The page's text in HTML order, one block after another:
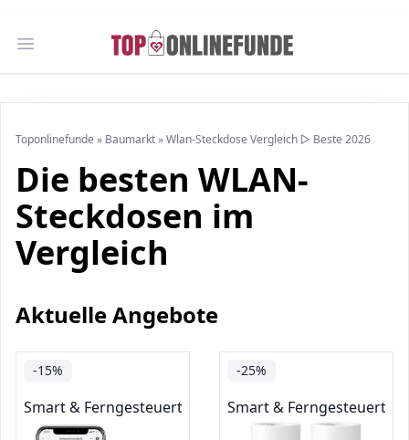
Open main menu
Toponlinefunde » Baumarkt»Wlan-Steckdose Vergleich ▷ Beste 2026
Die besten WLAN-
Steckdosen im
Vergleich
Aktuelle Angebote
-15%
Smart & Ferngesteuerte Stecker
-25%
Smart & Ferngesteuerte